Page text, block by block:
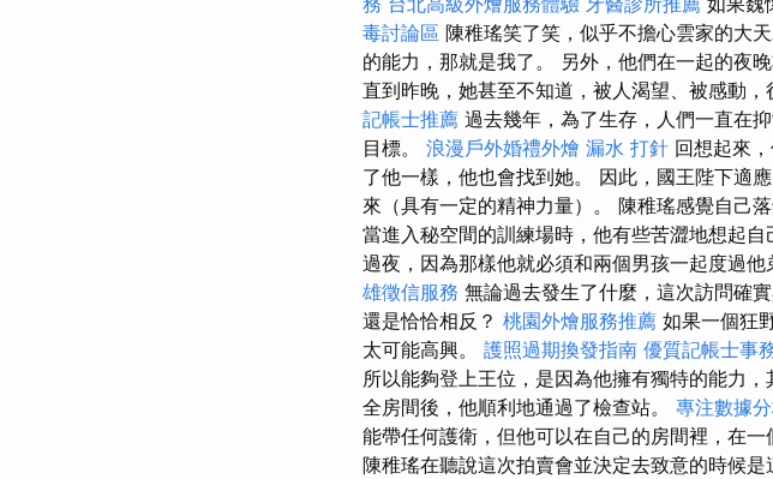
毒討論區 陳稚瑤笑了笑，似乎不擔心雲家的大天
的能力，那就是我了。 另外，他們在一起的夜
直到昨晚，她甚至不知道，被人渴望、被感動
記帳士推薦 過去幾年，為了生存，人們一直在
目標。 浪漫戶外婚禮外燴 漏水 打針 回想起來
了他一樣，他也會找到她。 因此，國王陛下適
來（具有一定的精神力量）。 陳稚瑤感覺自己
當進入秘空間的訓練場時，他有些苦澀地想起
過夜，因為那樣他就必須和兩個男孩一起度過
雄徵信服務 無論過去發生了什麼，這次訪問確
還是恰恰相反？ 桃園外燴服務推薦 如果一個狂
太可能高興。 護照過期換發指南 優質記帳士事
所以能夠登上王位，是因為他擁有獨特的能力
全房間後，他順利地通過了檢查站。 專注數據
能帶任何護衛，但他可以在自己的房間裡，在
陳稚瑤在聽說這次拍賣會並決定去致意的時候是